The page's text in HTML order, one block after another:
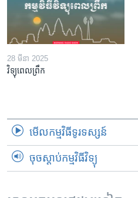
28 មីនា 2025
វិទ្យុពេលព្រឹក
មើល​កម្មវិធី​ទូរទស្សន៍
ចុចស្តាប់កម្មវិធីវិទ្យុ